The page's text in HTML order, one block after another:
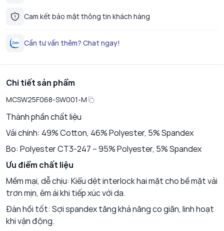
Cam kết bảo mật thông tin khách hàng
Cần tư vấn thêm? Chat ngay!
Chi tiết sản phẩm
MCSW25F068-SW001-M
Thành phần chất liệu
Vải chính: 49% Cotton, 46% Polyester, 5% Spandex
Bo: Polyester CT3-247 – 95% Polyester, 5% Spandex
Ưu điểm chất liệu
Mềm mại, dễ chịu: Kiểu dệt interlock hai mặt cho bề mặt vải
trơn mịn, êm ái khi tiếp xúc với da.
Đàn hồi tốt: Sợi spandex tăng khả năng co giãn, linh hoạt
khi vận động.